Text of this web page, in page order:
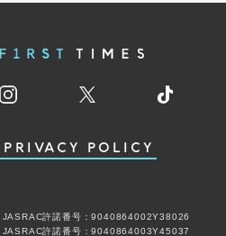
PRIVACY POLICY
JASRAC許諾番号：9040864002Y38026
JASRAC許諾番号：9040864003Y45037